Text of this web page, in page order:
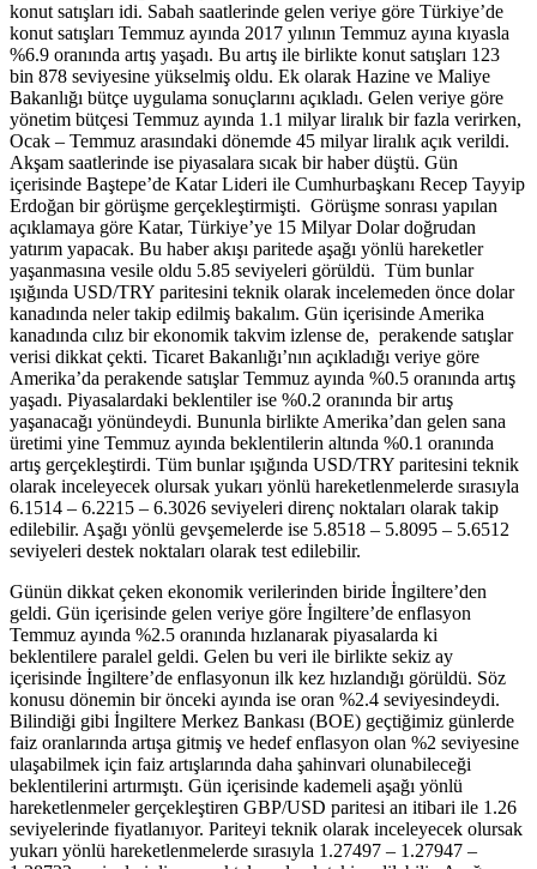
konut satışları idi. Sabah saatlerinde gelen veriye göre Türkiye’de
konut satışları Temmuz ayında 2017 yılının Temmuz ayına kıyasla
%6.9 oranında artış yaşadı. Bu artış ile birlikte konut satışları 123
bin 878 seviyesine yükselmiş oldu. Ek olarak Hazine ve Maliye
Bakanlığı bütçe uygulama sonuçlarını açıkladı. Gelen veriye göre
yönetim bütçesi Temmuz ayında 1.1 milyar liralık bir fazla verirken,
Ocak – Temmuz arasındaki dönemde 45 milyar liralık açık verildi.
Akşam saatlerinde ise piyasalara sıcak bir haber düştü. Gün
içerisinde Baştepe’de Katar Lideri ile Cumhurbaşkanı Recep Tayyip
Erdoğan bir görüşme gerçekleştirmişti. Görüşme sonrası yapılan
açıklamaya göre Katar, Türkiye’ye 15 Milyar Dolar doğrudan
yatırım yapacak. Bu haber akışı paritede aşağı yönlü hareketler
yaşanmasına vesile oldu 5.85 seviyeleri görüldü. Tüm bunlar
ışığında USD/TRY paritesini teknik olarak incelemeden önce dolar
kanadında neler takip edilmiş bakalım. Gün içerisinde Amerika
kanadında cılız bir ekonomik takvim izlense de, perakende satışlar
verisi dikkat çekti. Ticaret Bakanlığı’nın açıkladığı veriye göre
Amerika’da perakende satışlar Temmuz ayında %0.5 oranında artış
yaşadı. Piyasalardaki beklentiler ise %0.2 oranında bir artış
yaşanacağı yönündeydi. Bununla birlikte Amerika’dan gelen sana
üretimi yine Temmuz ayında beklentilerin altında %0.1 oranında
artış gerçekleştirdi. Tüm bunlar ışığında USD/TRY paritesini teknik
olarak inceleyecek olursak yukarı yönlü hareketlenmelerde sırasıyla
6.1514 – 6.2215 – 6.3026 seviyeleri direnç noktaları olarak takip
edilebilir. Aşağı yönlü gevşemelerde ise 5.8518 – 5.8095 – 5.6512
seviyeleri destek noktaları olarak test edilebilir.
Günün dikkat çeken ekonomik verilerinden biride İngiltere’den
geldi. Gün içerisinde gelen veriye göre İngiltere’de enflasyon
Temmuz ayında %2.5 oranında hızlanarak piyasalarda ki
beklentilere paralel geldi. Gelen bu veri ile birlikte sekiz ay
içerisinde İngiltere’de enflasyonun ilk kez hızlandığı görüldü. Söz
konusu dönemin bir önceki ayında ise oran %2.4 seviyesindeydi.
Bilindiği gibi İngiltere Merkez Bankası (BOE) geçtiğimiz günlerde
faiz oranlarında artışa gitmiş ve hedef enflasyon olan %2 seviyesine
ulaşabilmek için faiz artışlarında daha şahinvari olunabileceği
beklentilerini artırmıştı. Gün içerisinde kademeli aşağı yönlü
hareketlenmeler gerçekleştiren GBP/USD paritesi an itibari ile 1.26
seviyelerinde fiyatlanıyor. Pariteyi teknik olarak inceleyecek olursak
yukarı yönlü hareketlenmelerde sırasıyla 1.27497 – 1.27947 –